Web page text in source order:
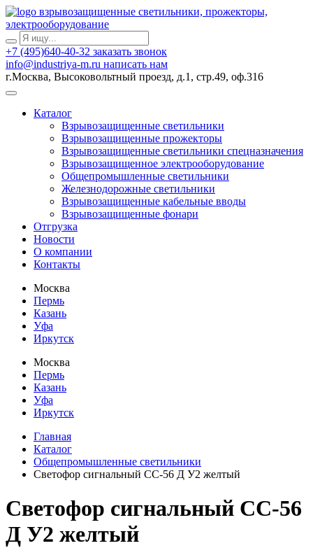
взрывозащищенные светильники, прожекторы,
электрооборудование
+7 (495)640-40-32 заказать звонок
info@industriya-m.ru написать нам
г.Москва, Высоковольтный проезд, д.1, стр.49, оф.316
Каталог
Взрывозащищенные светильники
Взрывозащищенные прожекторы
Взрывозащищенные светильники спецназначения
Взрывозащищенное электрооборудование
Общепромышленные светильники
Железнодорожные светильники
Взрывозащищенные кабельные вводы
Взрывозащищенные фонари
Отгрузка
Новости
О компании
Контакты
Москва
Пермь
Казань
Уфа
Иркутск
Москва
Пермь
Казань
Уфа
Иркутск
Главная
Каталог
Общепромышленные светильники
Светофор сигнальный СС-56 Д У2 желтый
Светофор сигнальный СС-56
Д У2 желтый